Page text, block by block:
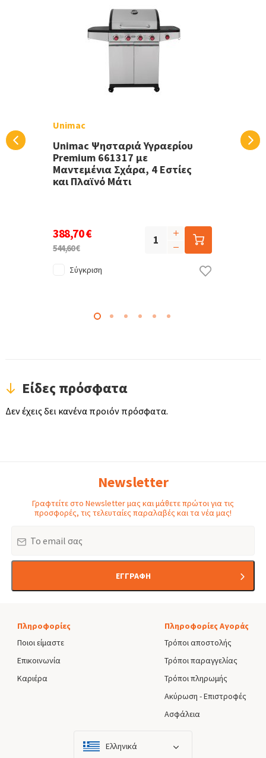
Unimac
Unimac Ψησταριά Υγραερίου
Premium 661317 με
Μαντεμένια Σχάρα, 4 Εστίες
και Πλαϊνό Μάτι
388,70 €
544,60 €
Σύγκριση
Είδες πρόσφατα
Δεν έχεις δει κανένα προιόν πρόσφατα.
Newsletter
Γραφτείτε στο Newsletter μας και μάθετε πρώτοι για τις
προσφορές, τις τελευταίες παραλαβές και τα νέα μας!
ΕΓΓΡΑΦΗ
Πληροφορίες
Ποιοι είμαστε
Επικοινωνία
Καριέρα
Πληροφορίες Αγοράς
Τρόποι αποστολής
Τρόποι παραγγελίας
Τρόποι πληρωμής
Ακύρωση - Επιστροφές
Ασφάλεια
Ελληνικά